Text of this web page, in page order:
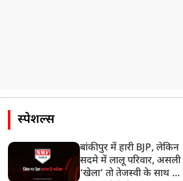
जब गार्ड ऑफ ऑनर के दौरान
बिहार के राज्यपाल लेफ्टिनेंट
जनरल हसनैन ने पकड़़ ली
की गलती, ऑन स्पॉट
लगा दी क्लास!
लड़का, फिर बोला-
माल है Guys',
वायरल
स्पेशल्स
बांकीपुर में हारी BJP, लेकिन
सदमे में लालू परिवार, असली
‘खेला’ तो तेजस्वी के साथ हो